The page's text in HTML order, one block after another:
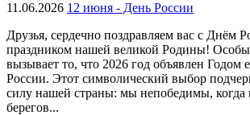
11.06.2026 12 июня - День России
Друзья, сердечно поздравляем вас с Днём
праздником нашей великой Родины!
вызывает то, что 2026 год объявлен Годом
России. Этот символический выбор
силу нашей страны: мы непобедимы,
берегов...